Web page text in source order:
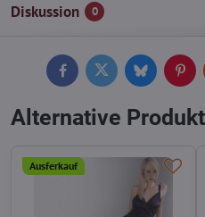
Diskussion 0
FacebookTwitterBluesky
Alternative
Ausferkauf